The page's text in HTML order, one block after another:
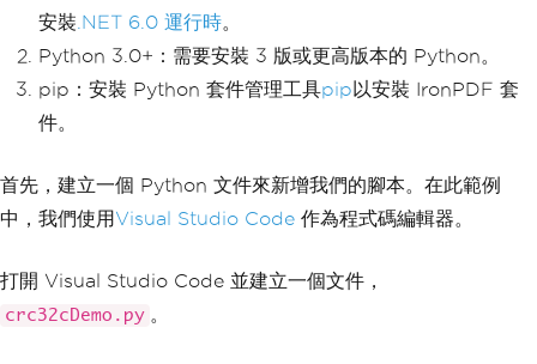
安裝 .NET 6.0 運行時。
Python 3.0+：需要安裝 3 版或更高版本的 Python。
pip：安裝 Python 套件管理工具pip 以安裝 IronPDF 套
件。
首先，建立一個 Python 文件來新增我們的腳本。在此範例
中，我們使用 Visual Studio Code 作為程式碼編輯器。
打開 Visual Studio Code 並建立一個文件，
crc32cDemo.py 。